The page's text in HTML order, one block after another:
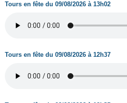
Tours en fête du 09/08/2026 à 13h02
Tours en fête du 09/08/2026 à 12h37